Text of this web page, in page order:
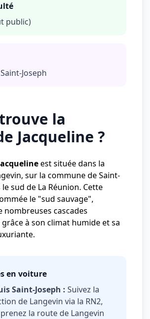
public)
Joseph
la
Jacqueline ?
est située dans la
sur la commune de Saint-
le sud de La Réunion. Cette
le "sud sauvage",
nombreuses cascades
à son climat humide et sa
en voiture
Saint-Joseph : Suivez la
de Langevin via la RN2,
la route de Langevin